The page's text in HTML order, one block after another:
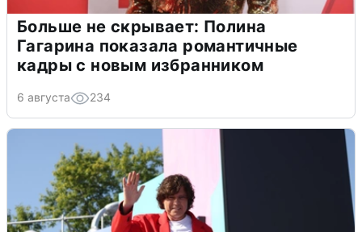
Больше не скрывает: Полина
Гагарина показала романтичные
кадры с новым избранником
6 августа 234